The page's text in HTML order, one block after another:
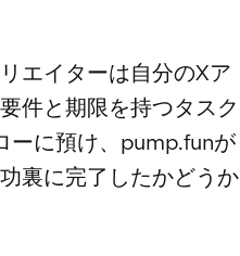
エイターは自分のXア
件と期限を持つタスク
ーに預け、pump.funが
裏に完了したかどうか